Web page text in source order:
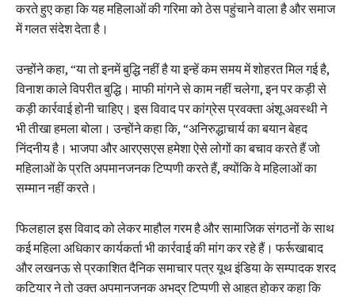
करते हुए कहा कि यह महिलाओं की गरिमा को ठेस पहुंचाने वाला है और समाज
में गलत संदेश देता है।
उन्होंने कहा, “या तो इनमें बुद्धि नहीं है या इन्हें कम समय में शोहरत मिल गई है,
विनाश काले विपरीत बुद्धि। माफी मांगने से काम नहीं चलेगा, इन पर कड़ी से
कड़ी कार्रवाई होनी चाहिए। इस विवाद पर कांग्रेस प्रवक्ता अंशू अवस्थी ने
भी तीखा हमला बोला। उन्होंने कहा कि, “अनिरुद्धाचार्य का बयान बेहद
निंदनीय है। भाजपा और आरएसएस हमेशा ऐसे लोगों का बचाव करते हैं जो
महिलाओं के प्रति अपमानजनक टिप्पणी करते हैं, क्योंकि वे महिलाओं का
सम्मान नहीं करते।
फिलहाल इस विवाद को लेकर माहौल गरम है और सामाजिक संगठनों के साथ
कई महिला अधिकार कार्यकर्ता भी कार्रवाई की मांग कर रहे हैं। फर्रूखाबाद
और लखनऊ से प्रकाशित दैनिक समाचार पत्र यूथ इंडिया के सम्पादक शरद
कटियार ने तो उक्त अपमानजनक अभद्र टिप्पणी से आहत होकर कहा कि